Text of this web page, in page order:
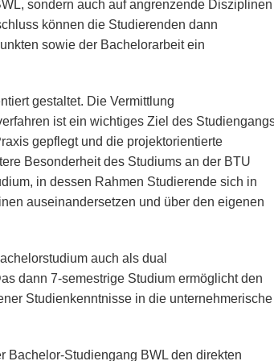
sondern auch auf angrenzende Disziplinen
können die Studierenden dann
sowie der Bachelorarbeit ein
gestaltet. Die Vermittlung
ist ein wichtiges Ziel des
gepflegt und die projektorientierte
Besonderheit des Studiums an der BTU
in dessen Rahmen Studierende sich in
auseinandersetzen und über den eigenen
auch als dual
dann 7-semestrige Studium ermöglicht den
Studienkenntnisse in die unternehmerische
Bachelor-Studiengang BWL den direkten